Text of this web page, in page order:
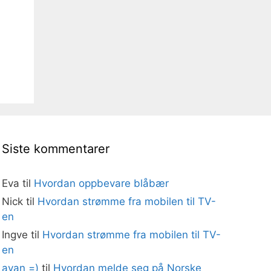
Siste kommentarer
Eva til Hvordan oppbevare blåbær
Nicktil Hvordan strømme fra mobilen til TV-
en
Ingve til Hvordan strømme fra mobilen til TV-
en
ayan =) til Hvordan melde seg på Norske